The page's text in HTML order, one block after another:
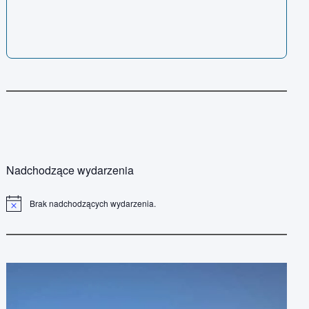
Nadchodzące wydarzenia
P
d
Brak nadchodzących wydarzenia.